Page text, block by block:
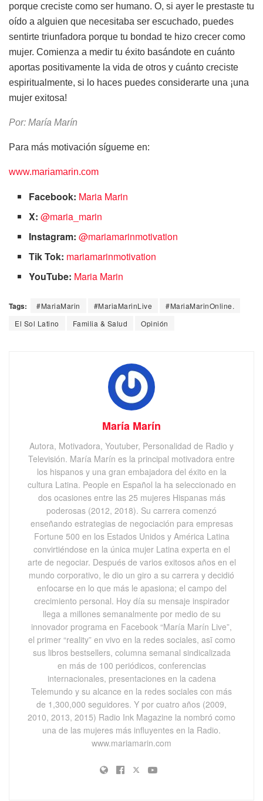
porque creciste como ser humano. O, si ayer le prestaste tu
oído a alguien que necesitaba ser escuchado, puedes
sentirte triunfadora porque tu bondad te hizo crecer como
mujer. Comienza a medir tu éxito basándote en cuánto
aportas positivamente la vida de otros y cuánto creciste
espiritualmente, si lo haces puedes considerarte una ¡una
mujer exitosa!
Por: María Marín
Para más motivación sígueme en:
www.mariamarin.com
Facebook: Maria Marin
X:@maria_marin
Instagram:@mariamarinmotivation
Tik Tok: mariamarinmotivation
YouTube: Maria Marin
Tags: #MariaMarin #MariaMarinLive
#MariaMarinOnline.
El Sol Latino
Familia & Salud Opinión
María Marín
Autora, Motivadora, Youtuber, Personalidad de Radio y
Televisión. María Marín es la principal motivadora entre
los hispanos y una gran embajadora del éxito en la
cultura Latina. People en Español la ha seleccionado en
dos ocasiones entre las 25 mujeres Hispanas más
poderosas (2012, 2018). Su carrera comenzó
enseñando estrategias de negociación para empresas
Fortune 500 en los Estados Unidos y América Latina
convirtiéndose en la única mujer Latina experta en el
arte de negociar. Después de varios exitosos años en el
mundo corporativo, le dio un giro a su carrera y decidió
enfocarse en lo que más le apasiona; el campo del
crecimiento personal. Hoy día su mensaje inspirador
llega a millones semanalmente por medio de su
innovador programa en Facebook “María Marín Live”,
el primer “reality” en vivo en la redes sociales, asī como
sus libros bestsellers, columna semanal sindicalizada
en más de 100 periódicos, conferencias
internacionales, presentaciones en la cadena
Telemundo y su alcance en la redes sociales con más
de 1,300,000 seguidores. Y por cuatro años (2009,
2010, 2013, 2015) Radio Ink Magazine la nombró como
una de las mujeres más influyentes en la Radio.
www.mariamarin.com